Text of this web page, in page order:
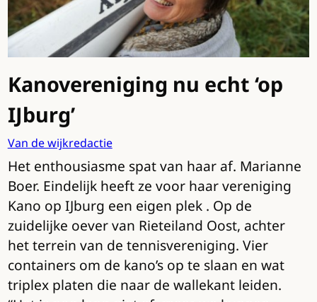
Kanovereniging nu echt ‘op
IJburg’
Van de wijkredactie
Het enthousiasme spat van haar af. Marianne
Boer. Eindelijk heeft ze voor haar vereniging
Kano op IJburg een eigen plek . Op de
zuidelijke oever van Rieteiland Oost, achter
het terrein van de tennisvereniging. Vier
containers om de kano’s op te slaan en wat
triplex platen die naar de wallekant leiden.